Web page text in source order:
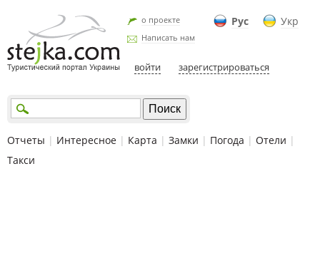
Рус Укр
о проекте
Написать нам
войти зарегистрироваться
Отчеты | Интересное | Карта | Замки | Погода | Отели |
Такси